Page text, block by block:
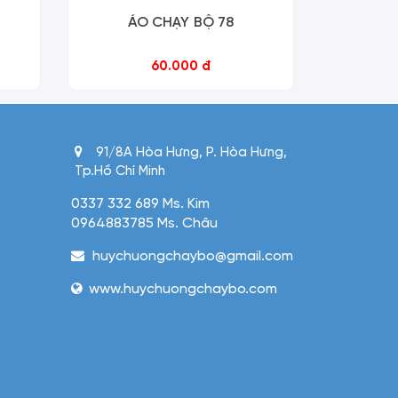
ÁO CHẠY BỘ 78
60.000 đ
91/8A Hòa Hưng, P. Hòa Hưng,
Tp.Hồ Chí Minh
0337 332 689 Ms. Kim
0964883785 Ms. Châu
huychuongchaybo@gmail.com
www.huychuongchaybo.com